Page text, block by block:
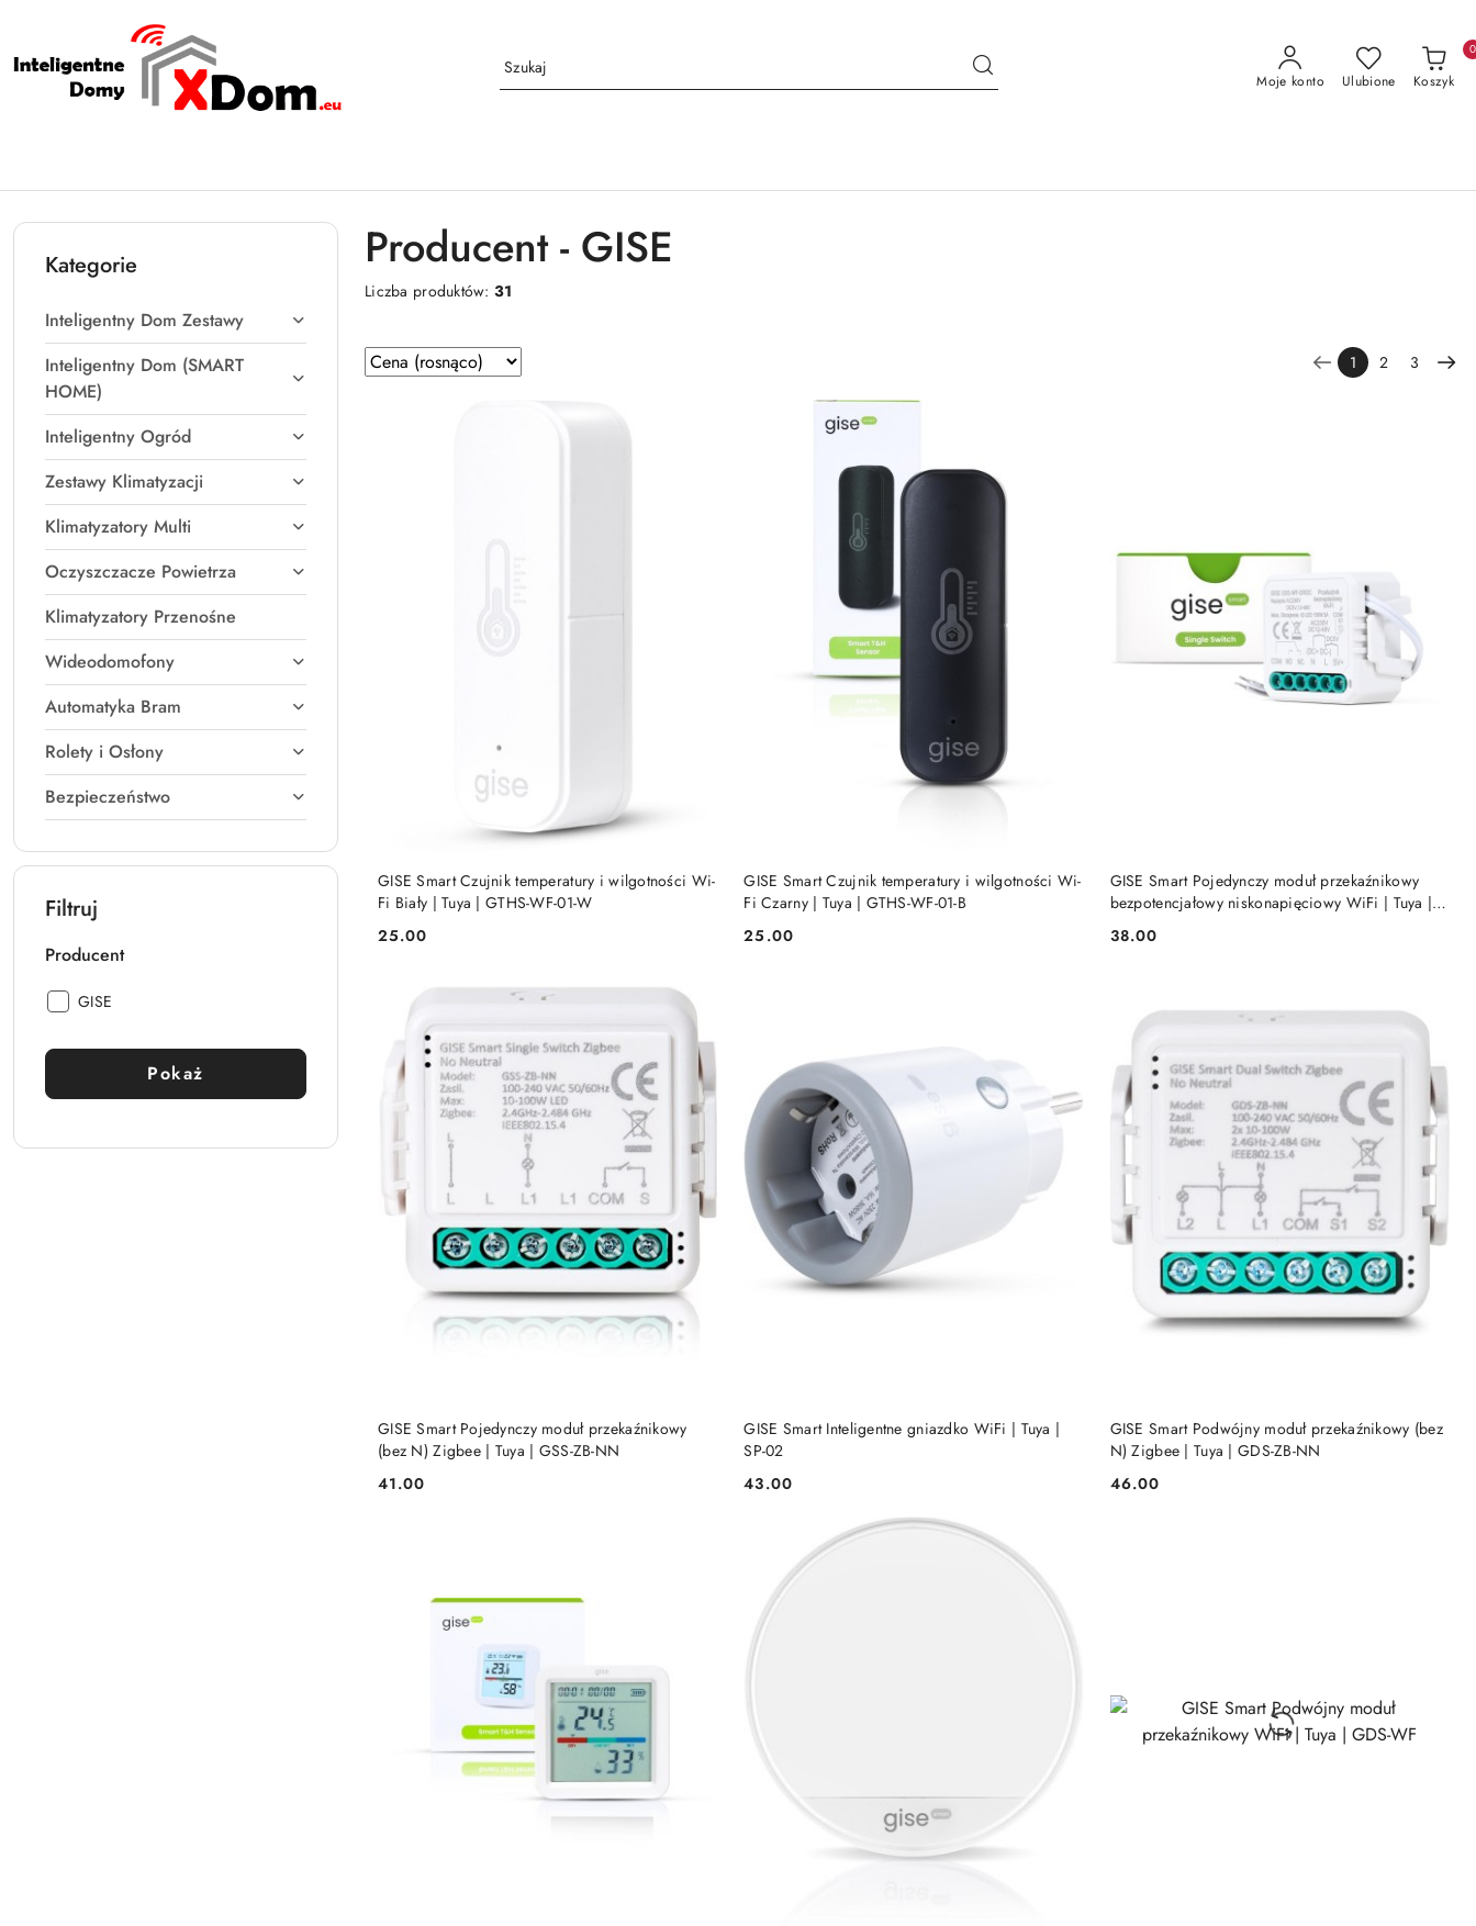
Przejdź do treści głównej
Przejdź do wyszukiwarki
Przejdź do moje konto
Przejdź do menu głównego
Przejdź do stopki
Moje konto Ulubione Koszyk
0
Kategorie
Inteligentny Dom Zestawy
Inteligentny Dom (SMART
HOME)
Inteligentny Ogród
Zestawy Klimatyzacji
Klimatyzatory Multi
Oczyszczacze Powietrza
Klimatyzatory Przenośne
Wideodomofony
Automatyka Bram
Rolety i Osłony
Bezpieczeństwo
Filtruj
Producent
Producent:
GISE
Pokaż
Producent - GISE
Liczba produktów:31
Zastosowano
sortowanie:
Sortuj
według
1 2 3
GISE Smart Czujnik temperatury i wilgotności Wi-
Fi Biały | Tuya | GTHS-WF-01-W
Cena:
25.00
DODAJ DO KOSZYKA
GISE Smart Czujnik temperatury i wilgotności Wi-
Fi Czarny | Tuya | GTHS-WF-01-B
Cena:
25.00
DODAJ DO KOSZYKA
GISE Smart Pojedynczy moduł przekaźnikowy
bezpotencjałowy niskonapięciowy WiFi | Tuya |
Cena:
38.00
DODAJ DO KOSZYKA
GISE Smart Pojedynczy moduł przekaźnikowy
(bez N) Zigbee | Tuya | GSS-ZB-NN
Cena:
41.00
DODAJ DO KOSZYKA
GISE Smart Inteligentne gniazdko WiFi | Tuya |
SP-02
Cena:
43.00
DODAJ DO KOSZYKA
GISE Smart Podwójny moduł przekaźnikowy (bez
N) Zigbee | Tuya | GDS-ZB-NN
Cena:
46.00
DODAJ DO KOSZYKA